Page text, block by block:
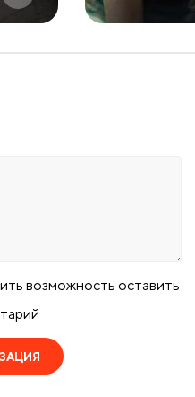
возможность оставить